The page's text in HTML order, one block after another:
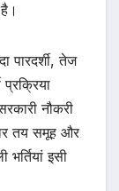
पारदर्शी, तेज
प्रक्रिया
नौकरी
तय समूह और
इसी